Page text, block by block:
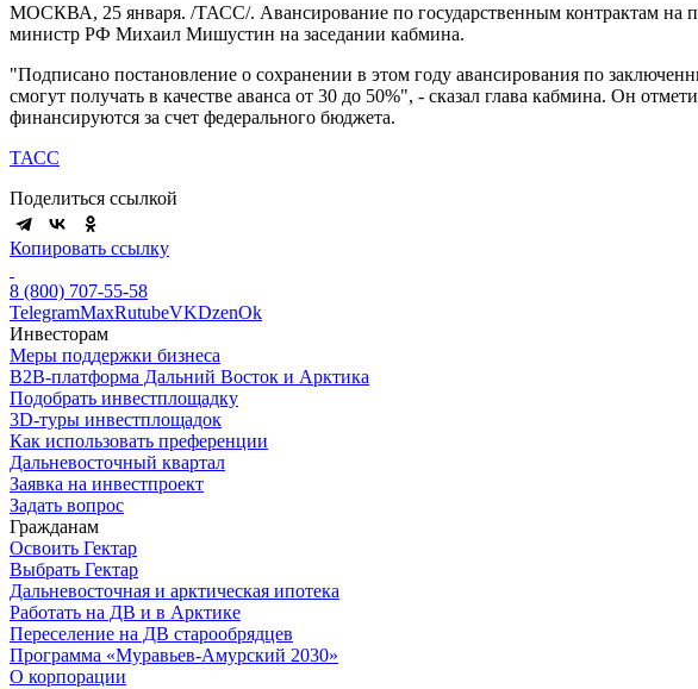
МОСКВА, 25 января. /ТАСС/. Авансирование по государственным контрактам на
министр РФ Михаил Мишустин на заседании кабмина.
"Подписано постановление о сохранении в этом году авансирования по
смогут получать в качестве аванса от 30 до 50%", - сказал глава кабмина. Он
финансируются за счет федерального бюджета.
ТАСС
Поделиться ссылкой
Копировать ссылку
8 (800) 707-55-58
TelegramMaxRutubeVKDzenOk
Инвесторам
Меры поддержки бизнеса
B2B-платформа Дальний Восток и Арктика
Подобрать инвестплощадку
3D-туры инвестплощадок
Как использовать преференции
Дальневосточный квартал
Заявка на инвестпроект
Задать вопрос
Гражданам
Освоить Гектар
Выбрать Гектар
Дальневосточная и арктическая ипотека
Работать на ДВ и в Арктике
Переселение на ДВ старообрядцев
Программа «Муравьев-Амурский 2030»
О корпорации